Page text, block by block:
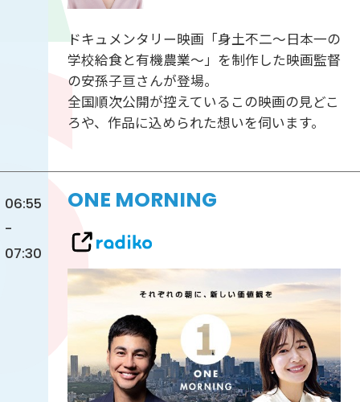
ドキュメンタリー映画「身土不二～日本一の
学校給食と有機農業～」を制作した映画監督
の安孫子亘さんが登場。
全国順次公開が控えているこの映画の見どこ
ろや、作品に込められた想いを伺います。
06:55
-
07:30
ONE MORNING